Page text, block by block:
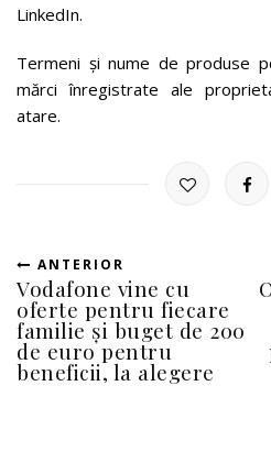
LinkedIn.
Termeni şi nume de produse
mărci înregistrate ale
atare.
ANTERIOR
Vodafone vine cu
oferte pentru fiecare
familie și buget de 200
de euro pentru
beneficii, la alegere